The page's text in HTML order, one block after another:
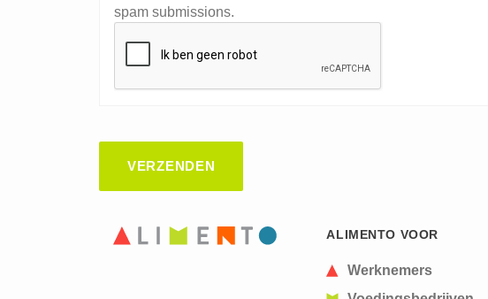
spam submissions.
ALIMENTO VOOR
Werknemers